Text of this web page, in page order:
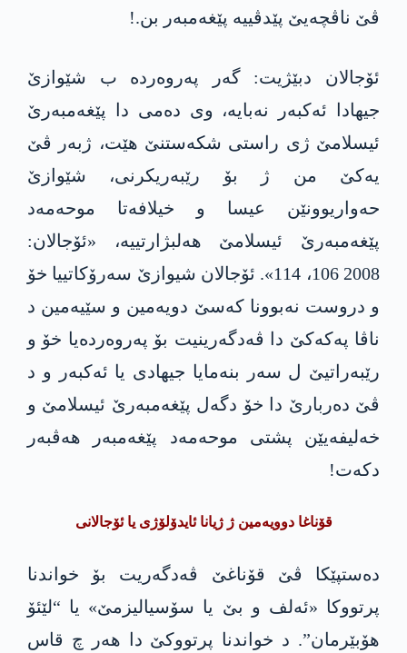
ڤێ ناڤچەیێ پێدڤییه‌ پێغەمبەر بن.!
ئۆجالان دبێژیت: گەر پەروەردە ب شێوازێ
جیهادا ئەکبەر نەبایە، وی دەمی دا پێغەمبەرێ
ئیسلامێ ژی راستی شکەستنێ هێت، ژبەر ڤێ
یەکێ من ژ بۆ رێبەریکرنی، شێوازێ
حەواریوونێن عیسا و خیلافەتا موحەمەد
پێغەمبەرێ ئیسلامێ هه‌لبژارتییە، «ئۆجالان:
2008 106، 114». ئۆجالان شیوازێ سەرۆکاتییا خۆ
و دروست نەبوونا کەسێ دویەمین و سێیەمین د
ناڤا پەکەکێ دا ڤەدگەرینیت‌ بۆ پەروەردەیا خۆ و
رێبەراتیێ ل سەر بنەمایا جیهادی یا ئەکبەر و د
ڤێ دەربارێ دا خۆ دگەل پێغەمبەرێ ئیسلامێ و
خەلیفەیێن پشتی موحەمەد پێغەمبەر هەڤبەر
دکەت!
قۆناغا دوویەمین ژ ژیانا ئایدۆلۆژی یا ئۆجالانی
دەستپێکا ڤێ قۆناغێ ڤەدگەریت بۆ خواندنا
پرتووکا «ئەلف و بێ یا سۆسیالیزمێ» یا “لێئۆ
هۆبێرمان”. د خواندنا پرتووکێ دا هەر چ قاس